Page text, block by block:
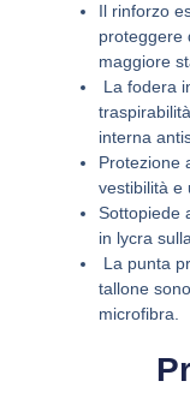
Il rinforzo
proteggere
maggiore
La fodera
interna
Protezione
vestibilità e
Sottopiede
in lycra
La punta
tallone
microfibra.